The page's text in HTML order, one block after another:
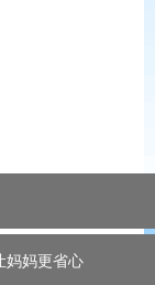
妈妈更省心